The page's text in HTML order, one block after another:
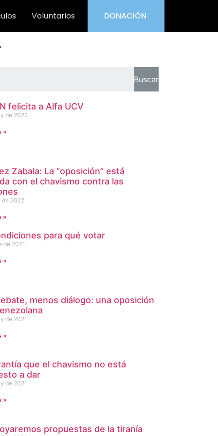
Voluntarios DONACIÓN
Buscar
felicita a Alfa UCV
de 2022
»
Zabala: La “oposición” está
con el chavismo contra las
de 2022
»
para qué votar
de 2021
»
menos diálogo: una oposición
de 2021
»
que el chavismo no está
a dar
de 2021
»
propuestas de la tiranía